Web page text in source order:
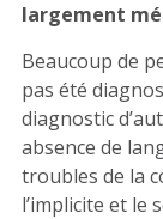
largement
Beaucoup de
pas été
diagnostic
absence de
troubles de la
l’implicite et le